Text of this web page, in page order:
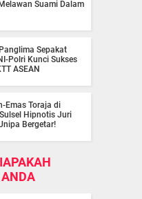
Suami Dalam
Sepakat
Polri Kunci Sukses
ASEAN
Emas Toraja di
Hipnotis Juri
Bergetar!
ANDA